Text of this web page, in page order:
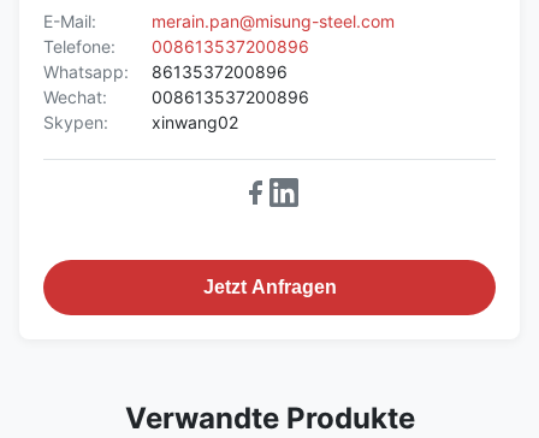
E-Mail:
merain.pan@misung-steel.com
Telefone:
008613537200896
Whatsapp:
8613537200896
Wechat:
008613537200896
Skypen:
xinwang02
Jetzt Anfragen
Verwandte Produkte